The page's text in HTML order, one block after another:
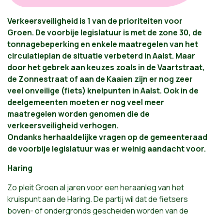
Verkeersveiligheid is 1 van de prioriteiten voor
Groen. De voorbije legislatuur is met de zone 30, de
tonnagebeperking en enkele maatregelen van het
circulatieplan de situatie verbeterd in Aalst. Maar
door het gebrek aan keuzes zoals in de Vaartstraat,
de Zonnestraat of aan de Kaaien zijn er nog zeer
veel onveilige (fiets) knelpunten in Aalst. Ook in de
deelgemeenten moeten er nog veel meer
maatregelen worden genomen die de
verkeersveiligheid verhogen.
Ondanks herhaaldelijke vragen op de gemeenteraad
de voorbije legislatuur was er weinig aandacht voor.
Haring
Zo pleit Groen al jaren voor een heraanleg van het
kruispunt aan de Haring. De partij wil dat de fietsers
boven- of ondergronds gescheiden worden van de